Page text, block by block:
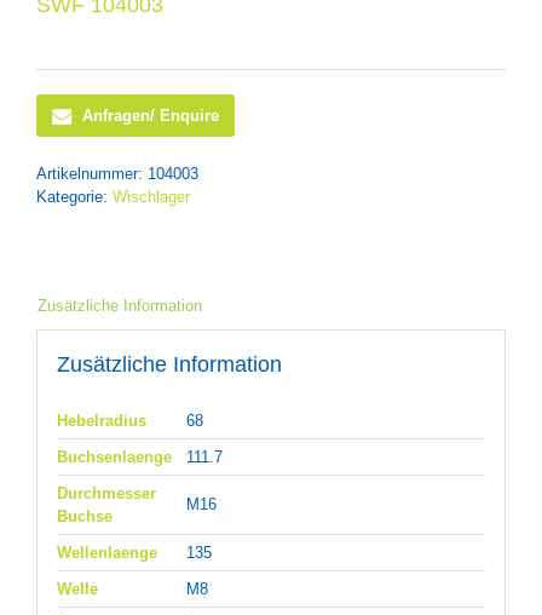
SWF 104003
Anfragen/ Enquire
Artikelnummer: 104003
Kategorie: Wischlager
Zusätzliche Information
Zusätzliche Information
Hebelradius
68
Buchsenlaenge
111.7
Durchmesser
Buchse
M16
Wellenlaenge
135
Welle
M8